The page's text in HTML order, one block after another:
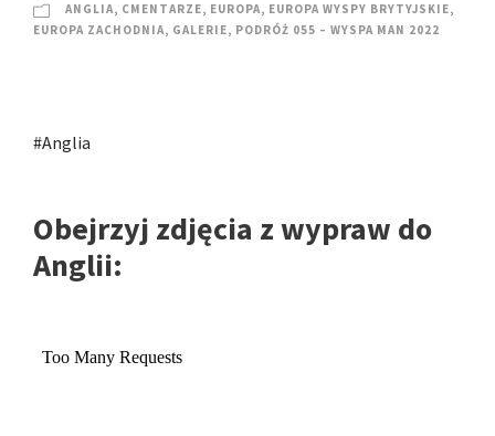
ANGLIA, CMENTARZE, EUROPA, EUROPA WYSPY BRYTYJSKIE,
EUROPA ZACHODNIA, GALERIE, PODRÓŻ 055 – WYSPA MAN 2022
#Anglia
Obejrzyj zdjęcia z wypraw do
Anglii: